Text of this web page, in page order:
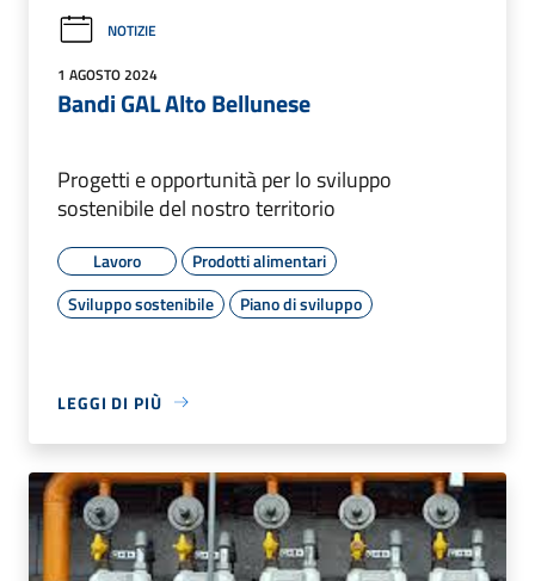
NOTIZIE
1 AGOSTO 2024
Bandi GAL Alto Bellunese
Progetti e opportunità per lo sviluppo
sostenibile del nostro territorio
Lavoro
Prodotti alimentari
Sviluppo sostenibile
Piano di sviluppo
LEGGI DI PIÙ